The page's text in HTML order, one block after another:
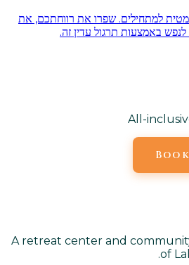
למתחילים. שפרו את רווחתכם, את
באמצעות תרגול עדין זה.
All-
A retreat center and
of